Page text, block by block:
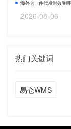
海外仓一件代发时效受
2026-08-06
热门关键词
易仓WMS